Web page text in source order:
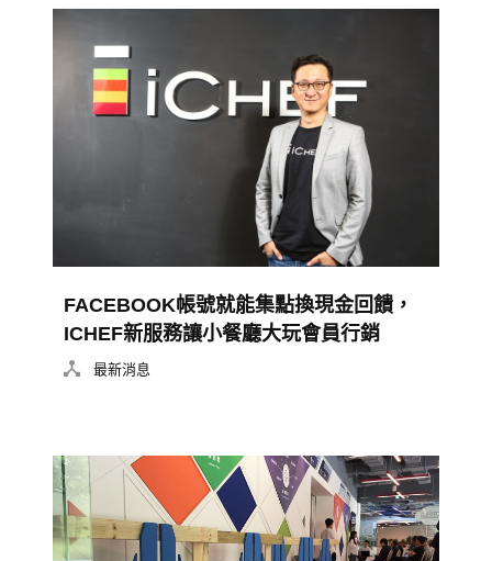
FACEBOOK帳號就能集點換現金回饋，
ICHEF新服務讓小餐廳大玩會員行銷
最新消息